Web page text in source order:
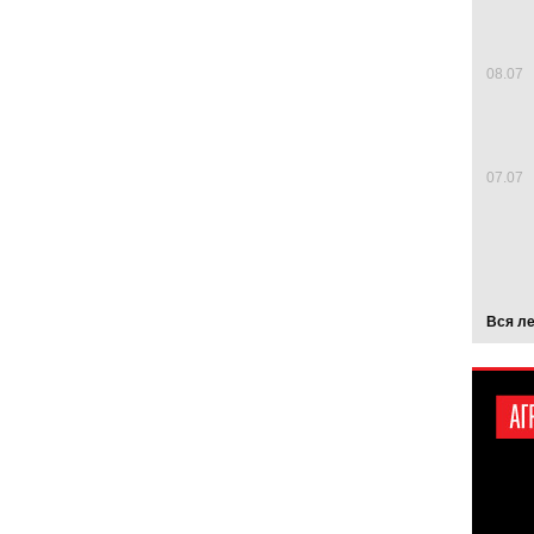
08.07
07.07
Вся